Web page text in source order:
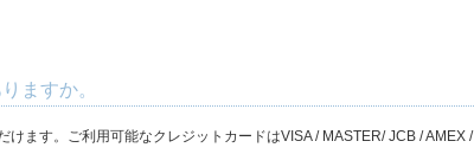
ますか。
ます。ご利用可能なクレジットカードはVISA / MASTER/ JCB / AMEX /